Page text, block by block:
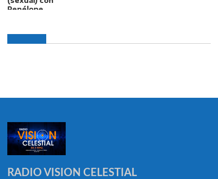
RADIO VISION CELESTIAL